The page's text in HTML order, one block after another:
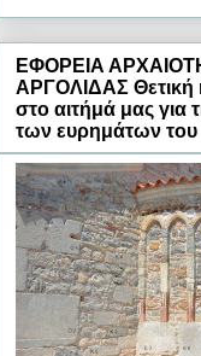
ΕΦΟΡΕΙΑ
ΑΡΓΟΛΙΔΑΣ Θετική
στο αιτήμά μας για
των ευρημάτων του